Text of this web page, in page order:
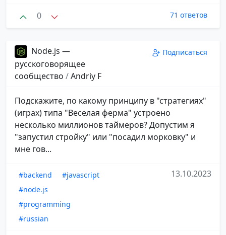
0 71 ответов
Node.js —
русскоговорящее
сообщество /Andriy F
Подписаться
Подскажите, по какому принципу в "стратегиях"
(играх) типа "Веселая ферма" устроено
несколько миллионов таймеров? Допустим я
"запустил стройку" или "посадил морковку" и
мне гов...
#backend
#javascript
#node.js
#programming
#russian
13.10.2023